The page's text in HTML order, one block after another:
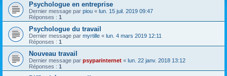
Psychologue en entreprise
Dernier message par piou « lun. 15 juil. 2019 09:47
Réponses : 1
Psychologue du travail
Dernier message par myrtille « lun. 4 mars 2019 12:11
Réponses : 1
Nouveau travail
Dernier message par psyparinternet « lun. 22 janv. 2018 13:12
Réponses : 1